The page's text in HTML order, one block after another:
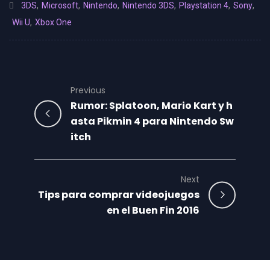
3DS, Microsoft, Nintendo, Nintendo 3DS, Playstation 4, Sony,
Wii U, Xbox One
Previous
Rumor: Splatoon, Mario Kart y h
asta Pikmin 4 para Nintendo Sw
itch
Next
Tips para comprar videojuegos
en el Buen Fin 2016